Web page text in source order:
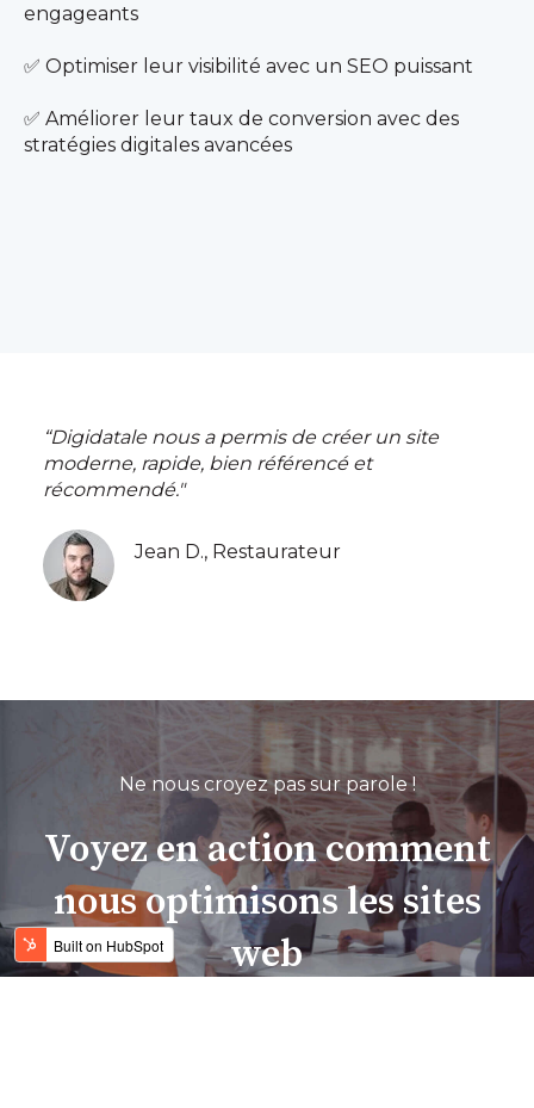
engageants
✅ Optimiser leur visibilité avec un SEO puissant
✅ Améliorer leur taux de conversion avec des
stratégies digitales avancées
“Digidatale nous a permis de créer un site
moderne, rapide, bien référencé et
récommendé."
Jean D., Restaurateur
Ne nous croyez pas sur parole !
Voyez en action comment
nous optimisons les sites
web